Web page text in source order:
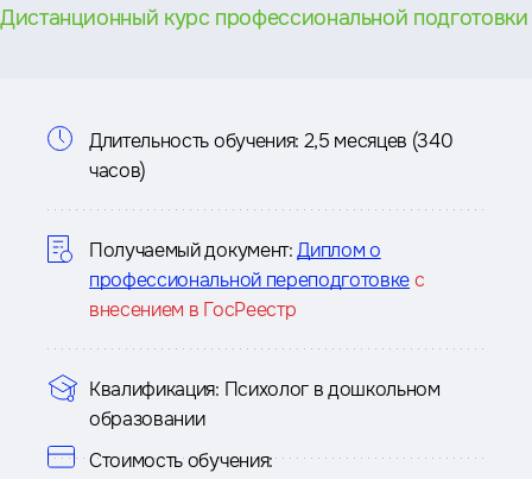
Дистанционный курс профессиональной подготовки
Информация
курсе
Длительность обучения: 2,5 месяцев (340
часов)
Получаемый документ: Диплом о
профессиональной переподготовкес
внесением в ГосРеестр
Квалификация: Психолог в дошкольном
образовании
Стоимость обучения: